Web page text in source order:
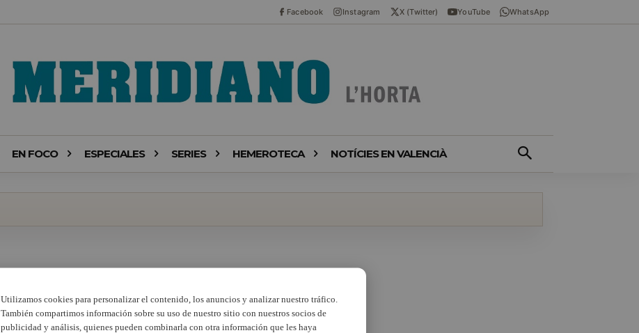
Facebook Instagram X (Twitter) YouTube WhatsApp
EN FOCO ESPECIALES SERIES HEMEROTECA NOTÍCIES EN VALENCIÀ
Utilizamos cookies para personalizar el contenido, los anuncios y analizar nuestro tráfico.
También compartimos información sobre su uso de nuestro sitio con nuestros socios de
publicidad y análisis, quienes pueden combinarla con otra información que les haya